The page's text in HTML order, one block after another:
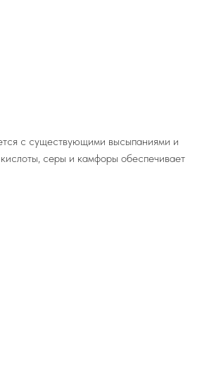
с существующими высыпаниями и
серы и камфоры обеспечивает